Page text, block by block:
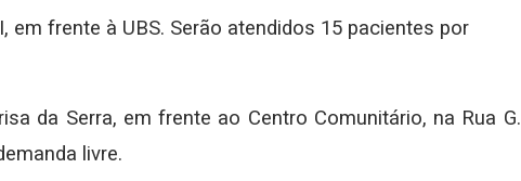
em frente à UBS. Serão atendidos 15 pacientes por
da Serra, em frente ao Centro Comunitário, na Rua G.
livre.